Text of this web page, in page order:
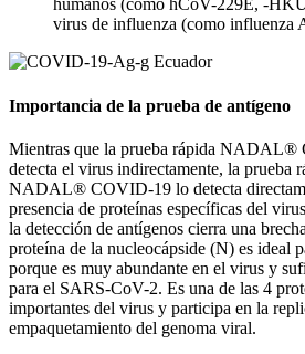
humanos (como hCoV-229E, -
virus de influenza (como influenza
Importancia de la prueba de antígeno
Mientras que la prueba rápida
detecta el virus indirectamente, la prueba
NADAL® COVID-19 lo detecta
presencia de proteínas específicas del
la detección de antígenos cierra una
proteína de la nucleocápside (N) es ideal
porque es muy abundante en el virus y
para el SARS-CoV-2. Es una de las 4
importantes del virus y participa en la
empaquetamiento del genoma viral.